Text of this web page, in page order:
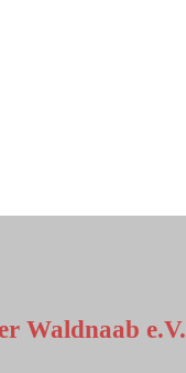
Waldnaab e.V.